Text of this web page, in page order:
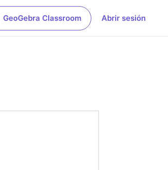
GeoGebra Classroom Abrir sesión